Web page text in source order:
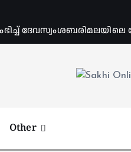
ദേവസ്വംശബരിമലയിലെ
Other